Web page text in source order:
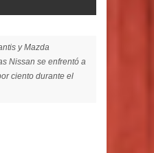
y Mazda
Nissan se enfrentó a
ciento durante el